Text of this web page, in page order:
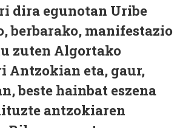
dira egunotan Uribe
berbarako, manifestazio
zuten Algortako
Antzokian eta, gaur,
beste hainbat eszena
antzokiaren